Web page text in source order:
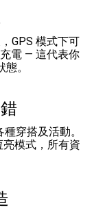
GPS 模式下可
電 — 這代表你
。
穿搭及活動。
亮模式，所有資